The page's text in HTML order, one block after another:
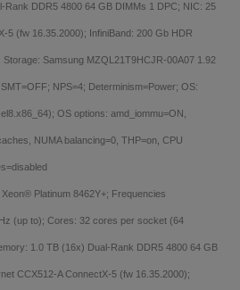
Rank DDR5 4800 64 GB DIMMs 1 DPC; NIC: 25
5 (fw 16.35.2000); InfiniBand: 200 Gb HDR
Samsung MZQL21T9HCJR-00A07 1.92
NPS=4; Determinism=Power; OS:
OS options: amd_iommu=ON,
NUMA balancing=0, THP=on, CPU
Platinum 8462Y+; Frequencies
(up to); Cores: 32 cores per socket (64
1.0 TB (16x) Dual-Rank DDR5 4800 64 GB
CCX512-A ConnectX-5 (fw 16.35.2000);